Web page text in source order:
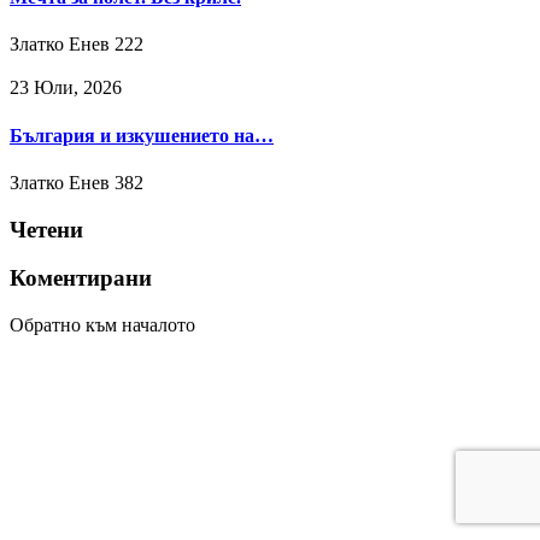
Златко Енев 222
23 Юли, 2026
България и изкушението на…
Златко Енев 382
Четени
Коментирани
Обратно към началото